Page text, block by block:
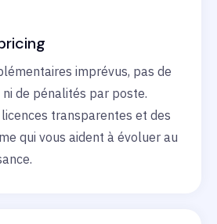
imprévus, pas de
de pénalités par poste.
transparentes et des
qui vous aident à évoluer au